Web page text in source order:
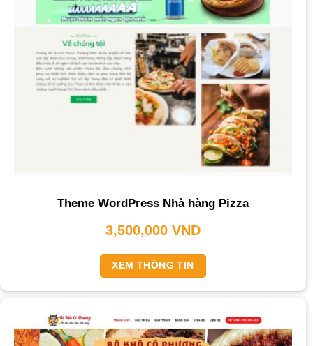
Theme WordPress Nhà hàng Pizza
3,500,000 VND
XEM THÔNG TIN